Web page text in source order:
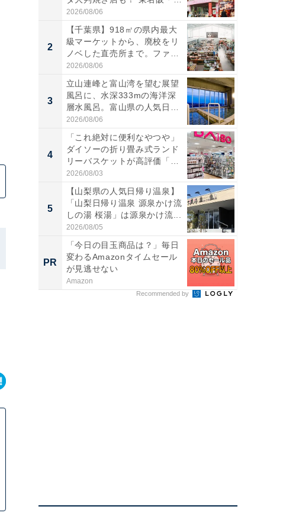
伊...
2026/08/06
2
【千葉県】918㎡の県内最大
級マーケットから、廃校をリ
ノベした直売所まで。ファ
ー...
2026/08/06
3
立山連峰と富山湾を望む展望
風呂に、水深333mの海洋深
層水風呂。富山県の人気日
帰...
2026/08/06
4
「これ絶対に便利なやつや」
ダイソーの折り畳み式ランド
リーバスケットが高評価「使
わ...
2026/08/03
5
【山梨県の人気日帰り温泉】
「山梨日帰り温泉 源泉かけ流
しの湯 桜湯」は源泉かけ流...
2026/08/05
PR
「今日の目玉商品は？」毎日
変わるAmazonタイムセール
が見逃せない
Amazon
Recommended by